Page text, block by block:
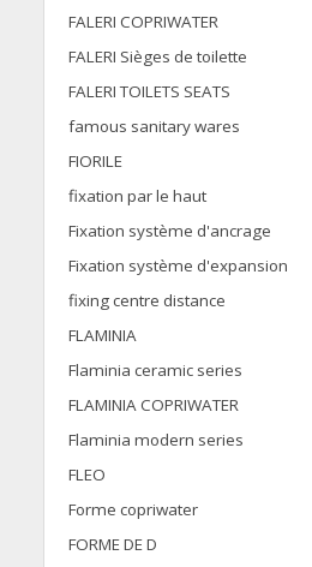
FALERI COPRIWATER
FALERI Sièges de toilette
FALERI TOILETS SEATS
famous sanitary wares
FIORILE
fixation par le haut
Fixation système d'ancrage
Fixation système d'expansion
fixing centre distance
FLAMINIA
Flaminia ceramic series
FLAMINIA COPRIWATER
Flaminia modern series
FLEO
Forme copriwater
FORME DE D